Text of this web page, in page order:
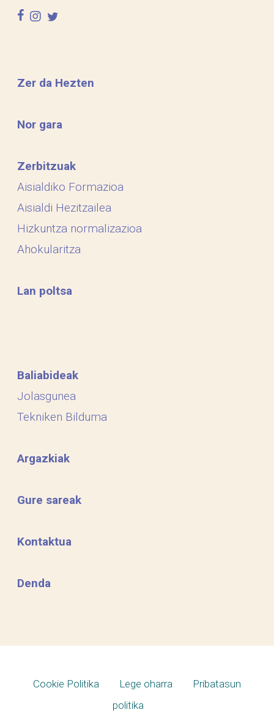
facebook
instagram
twitter
Zer da Hezten
Nor gara
Zerbitzuak
Aisialdiko Formazioa
Aisialdi Hezitzailea
Hizkuntza normalizazioa
Ahokularitza
Lan poltsa
Baliabideak
Jolasgunea
Tekniken Bilduma
Argazkiak
Gure sareak
Kontaktua
Denda
Cookie Politika Lege oharra
Pribatasun
politika